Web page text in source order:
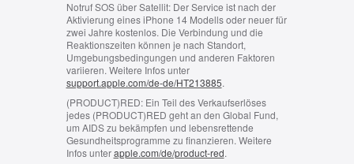
Notruf SOS über Satellit:Der Service ist nach der
Aktivierung eines iPhone 14 Modells oder neuer für
zwei Jahre kostenlos. Die Verbindung und die
Reaktionszeiten können je nach Standort,
Umgebungsbedingungen und anderen Faktoren
variieren. Weitere Infos unter
support.apple.com/de-de/HT213885.
(PRODUCT)RED:Ein Teil des Verkaufserlöses
jedes (PRODUCT)RED geht an den Global Fund,
um AIDS zu bekämpfen und lebensrettende
Gesundheitsprogramme zu finanzieren. Weitere
Infos unterapple.com/de/product-red.